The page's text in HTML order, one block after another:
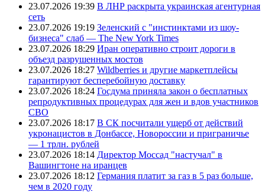
23.07.2026 19:39 В ЛНР раскрыта украинская агентурная
сеть
23.07.2026 19:19 Зеленский с "инстинктами из шоу-
бизнеса" слаб — The New York Times
23.07.2026 18:29 Иран оперативно строит дороги в
объезд разрушенных мостов
23.07.2026 18:27 Wildberries и другие маркетплейсы
гарантируют бесперебойную доставку
23.07.2026 18:24 Госдума приняла закон о бесплатных
репродуктивных процедурах для жен и вдов участников
СВО
23.07.2026 18:17 В СК посчитали ущерб от действий
укронацистов в Донбассе, Новороссии и приграничье
— 1 трлн. рублей
23.07.2026 18:14 Директор Моссад "настучал" в
Вашингтоне на иранцев
23.07.2026 18:12 Германия платит за газ в 5 раз больше,
чем в 2020 году